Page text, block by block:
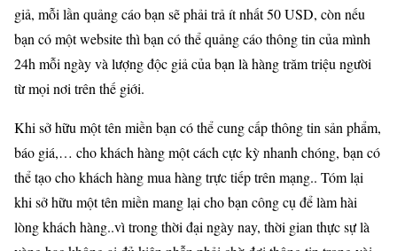
giả, mỗi lần quảng cáo bạn sẽ phải trả ít nhất 50 USD, còn nếu
bạn có một website thì bạn có thể quảng cáo thông tin của mình
24h mỗi ngày và lượng độc giả của bạn là hàng trăm triệu người
từ mọi nơi trên thế giới.
Khi sở hữu một tên miền bạn có thể cung cấp thông tin sản phẩm,
báo giá,… cho khách hàng một cách cực kỳ nhanh chóng, bạn có
thể tạo cho khách hàng mua hàng trực tiếp trên mạng.. Tóm lại
khi sở hữu một tên miền mang lại cho bạn công cụ để làm hài
lòng khách hàng..vì trong thời đại ngày nay, thời gian thực sự là